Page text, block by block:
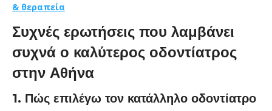
& θεραπεία
Συχνές ερωτήσεις που λαμβάνει
συχνά ο καλύτερος οδοντίατρος
στην Αθήνα
1. Πώς επιλέγω τον κατάλληλο οδοντίατρο